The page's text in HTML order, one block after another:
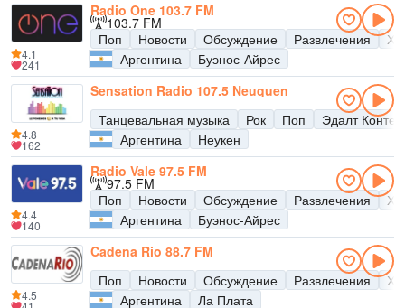
Radio One 103.7 FM
103.7 FM
Поп
Новости Обсуждение Развлечения
Аргентина
Буэнос-Айрес
4.1
241
Sensation Radio 107.5 Neuquen
Танцевальная музыка
Рок Поп
Эдалт
Аргентина
Неукен
4.8
162
Radio Vale 97.5 FM
97.5 FM
Поп
Новости Обсуждение Развлечения
Аргентина
Буэнос-Айрес
4.4
140
Cadena Rio 88.7 FM
Поп
Новости Обсуждение Развлечения
Аргентина
Ла Плата
4.5